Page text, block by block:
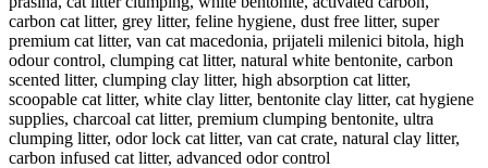
carbon cat litter, grey litter, feline hygiene, dust free litter, super
premium cat litter, van cat macedonia, prijateli milenici bitola, high
odour control, clumping cat litter, natural white bentonite, carbon
scented litter, clumping clay litter, high absorption cat litter,
scoopable cat litter, white clay litter, bentonite clay litter, cat hygiene
supplies, charcoal cat litter, premium clumping bentonite, ultra
clumping litter, odor lock cat litter, van cat crate, natural clay litter,
carbon infused cat litter, advanced odor control